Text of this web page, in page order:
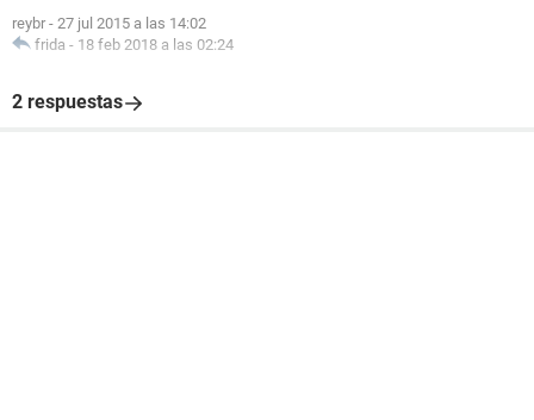
reybr - 27 jul 2015 a las 14:02
frida - 18 feb 2018 a las 02:24
2 respuestas